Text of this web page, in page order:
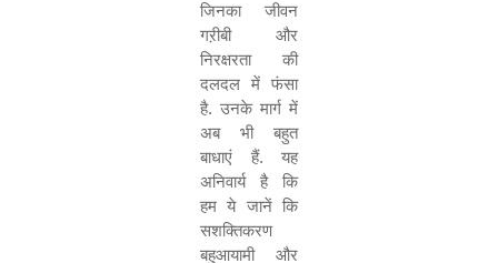
जिनका जीवन
गऱीबी और
निरक्षरता की
दलदल में फंसा
है. उनके मार्ग में
अब भी बहुत
बाधाएं हैं. यह
अनिवार्य है कि
हम ये जानें कि
सशक्तिकरण
बहुआयामी और